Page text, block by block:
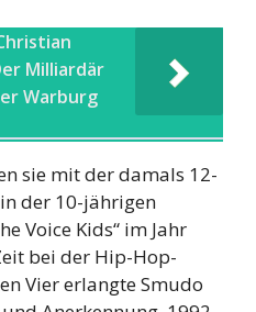
Milliardär
Warburg
sie mit der damals 12-
der 10-jährigen
Voice Kids“ im Jahr
bei der Hip-Hop-
Vier erlangte Smudo